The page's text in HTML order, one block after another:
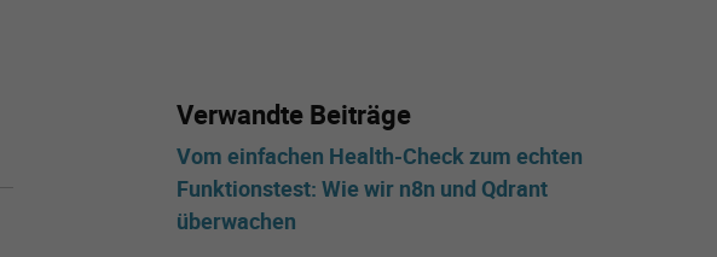
Verwandte Beiträge
Vom einfachen Health-Check zum echten
Funktionstest: Wie wir n8n und Qdrant
überwachen